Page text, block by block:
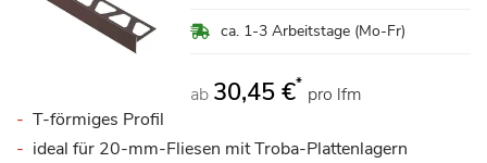
ca. 1-3 Arbeitstage (Mo-Fr)
ab 30,45 €* pro lfm
T-förmiges Profil
ideal für 20-mm-Fliesen mit Troba-Plattenlagern